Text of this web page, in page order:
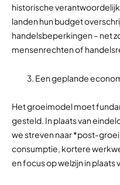
historische
landen hun budget
handelsbeperkingen – net
mensenrechten of
Een geplande
Het groeimodel moet
gesteld. In plaats van
we streven naar *post-
consumptie, kortere
en focus op welzijn in plaats